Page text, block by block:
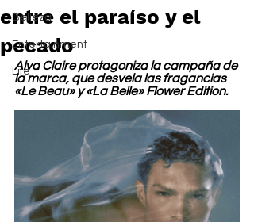
Belleza
Entertainment
Life
entre el paraíso y el
pecado
Alva Claire protagoniza la campaña de
la marca, que desvela las fragancias
«Le Beau» y «La Belle» Flower Edition.